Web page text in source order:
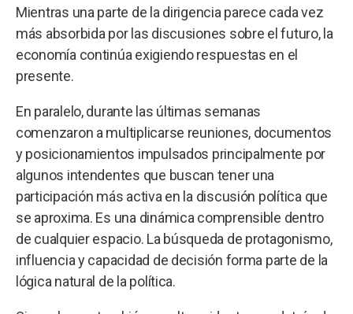
Mientras una parte de la dirigencia parece cada vez
más absorbida por las discusiones sobre el futuro, la
economía continúa exigiendo respuestas en el
presente.
En paralelo, durante las últimas semanas
comenzaron a multiplicarse reuniones, documentos
y posicionamientos impulsados principalmente por
algunos intendentes que buscan tener una
participación más activa en la discusión política que
se aproxima. Es una dinámica comprensible dentro
de cualquier espacio. La búsqueda de protagonismo,
influencia y capacidad de decisión forma parte de la
lógica natural de la política.